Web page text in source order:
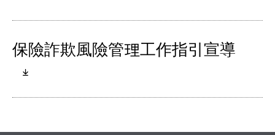
保險詐欺風險管理工作指引宣導